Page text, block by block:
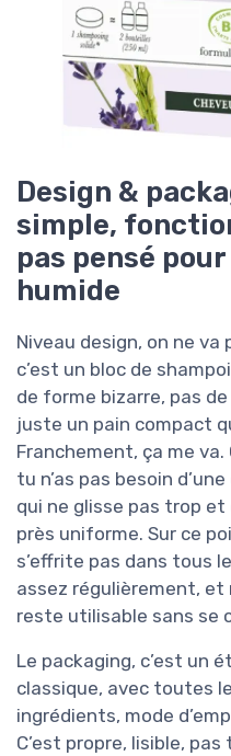
Design &
simple,
pas pensé
humide
Niveau design, on ne
c’est un bloc de
de forme bizarre, pas
juste un pain compact
Franchement, ça me
tu n’as pas besoin
qui ne glisse pas trop et
près uniforme. Sur ce
s’effrite pas dans tous
assez régulièrement, et
reste utilisable sans se
Le packaging, c’est un
classique, avec toutes
ingrédients, mode
C’est propre, lisible,